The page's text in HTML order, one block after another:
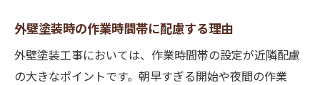
外壁塗装時の作業時間帯に配慮する理由
外壁塗装工事においては、作業時間帯の設定が近隣配慮
の大きなポイントです。朝早すぎる開始や夜間の作業